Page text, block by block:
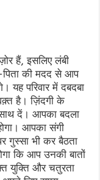
हैं, इसलिए लंबी
पिता की मदद से आप
यह परिवार में दबदबा
है। ज़िंदगी के
दें। आपका बदला
आपका संगी
गुस्सा भी कर बैठता
कि आप उनकी बातों
युक्ति और चतुरता